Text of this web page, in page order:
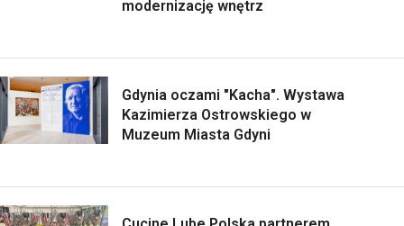
modernizację wnętrz
Gdynia oczami "Kacha". Wystawa
Kazimierza Ostrowskiego w
Muzeum Miasta Gdyni